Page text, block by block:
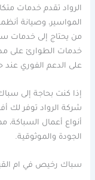
الرواد تقدم خدمات
المواسير، وصيانة
من يحتاج إلى خدمات
خدمات الطوارئ على
على الدعم الفوري
إذا كنت بحاجة إلى سباك
شركة الرواد توفر لك
أنواع أعمال السباكة،
الجودة والموثوقية.
سباك رخيص في ام